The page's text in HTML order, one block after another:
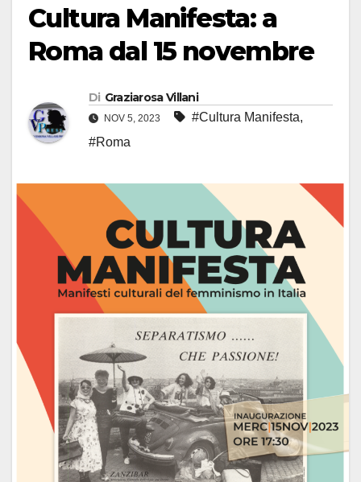
Cultura Manifesta: a
Roma dal 15 novembre
Di Graziarosa Villani
NOV 5, 2023 #Cultura Manifesta,
#Roma